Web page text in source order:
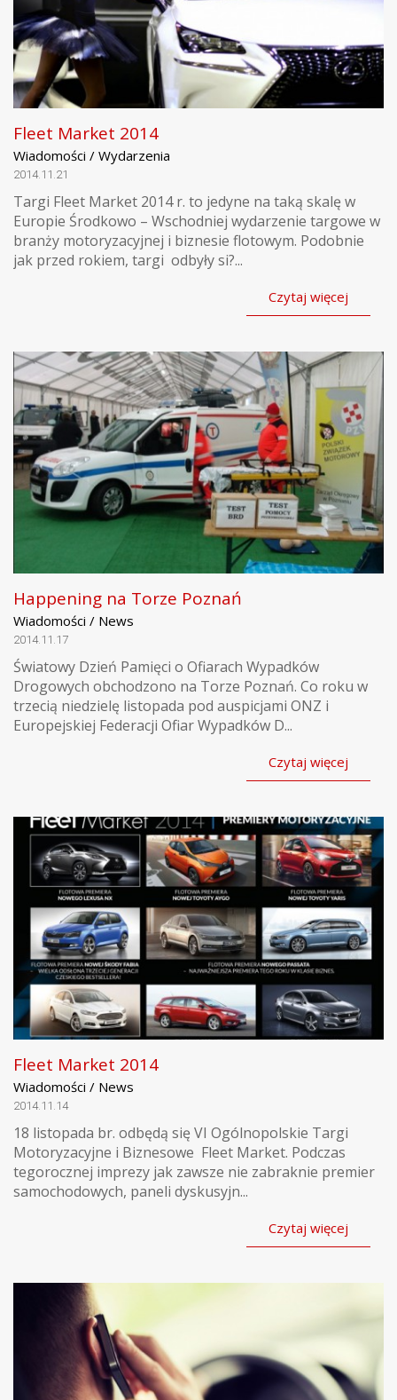
Fleet Market 2014
Wiadomości / Wydarzenia
2014.11.21
Targi Fleet Market 2014 r. to jedyne na taką skalę w
Europie Środkowo – Wschodniej wydarzenie targowe w
branży motoryzacyjnej i biznesie flotowym. Podobnie
jak przed rokiem, targi odbyły si?...
Czytaj więcej
Happening na Torze Poznań
Wiadomości / News
2014.11.17
Światowy Dzień Pamięci o Ofiarach Wypadków
Drogowych obchodzono na Torze Poznań. Co roku w
trzecią niedzielę listopada pod auspicjami ONZ i
Europejskiej Federacji Ofiar Wypadków D...
Czytaj więcej
Fleet Market 2014
Wiadomości / News
2014.11.14
18 listopada br. odbędą się VI Ogólnopolskie Targi
Motoryzacyjne i Biznesowe Fleet Market. Podczas
tegorocznej imprezy jak zawsze nie zabraknie premier
samochodowych, paneli dyskusyjn...
Czytaj więcej